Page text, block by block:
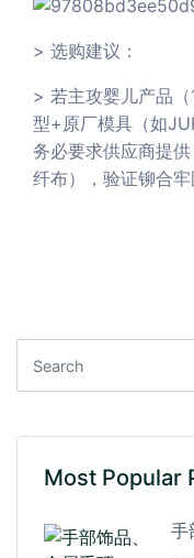
> 选购建议：
> 若主攻婴儿产品
型+原厂模具（如
务必要求供应商提
纤布），验证铆合牢
Most Popular
手